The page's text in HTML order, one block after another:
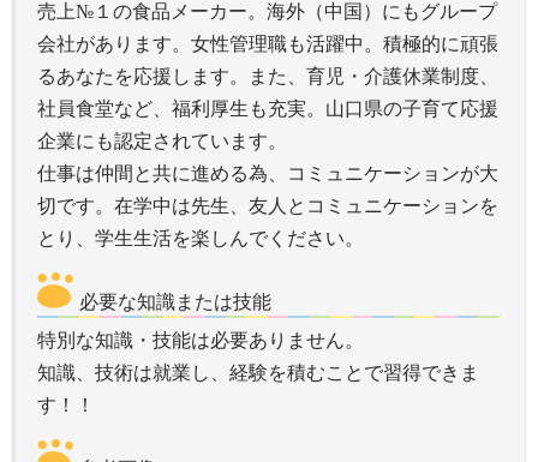
売上№１の食品メーカー。海外（中国）にもグループ
会社があります。女性管理職も活躍中。積極的に頑張
るあなたを応援します。また、育児・介護休業制度、
社員食堂など、福利厚生も充実。山口県の子育て応援
企業にも認定されています。
仕事は仲間と共に進める為、コミュニケーションが大
切です。在学中は先生、友人とコミュニケーションを
とり、学生生活を楽しんでください。
必要な知識または技能
特別な知識・技能は必要ありません。
知識、技術は就業し、経験を積むことで習得できま
す！！